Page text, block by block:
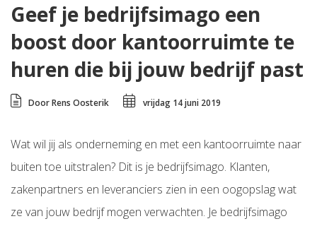
Geef je bedrijfsimago een
boost door kantoorruimte te
huren die bij jouw bedrijf past
Door Rens Oosterik vrijdag 14 juni 2019
Wat wil jij als onderneming en met een kantoorruimte naar
buiten toe uitstralen? Dit is je bedrijfsimago. Klanten,
zakenpartners en leveranciers zien in een oogopslag wat
ze van jouw bedrijf mogen verwachten. Je bedrijfsimago